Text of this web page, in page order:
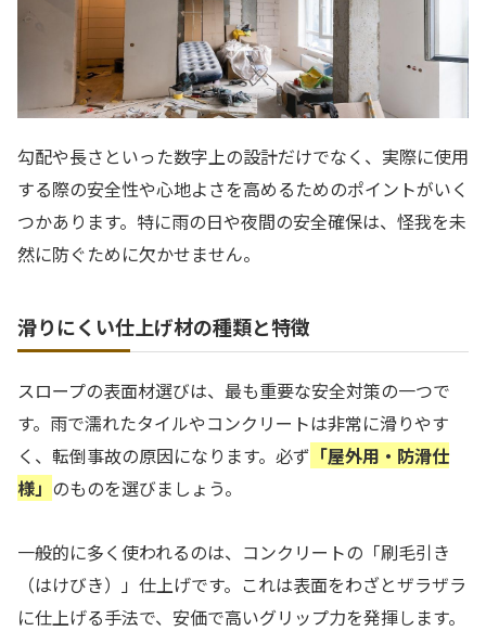
勾配や長さといった数字上の設計だけでなく、実際に使用
する際の安全性や心地よさを高めるためのポイントがいく
つかあります。特に雨の日や夜間の安全確保は、怪我を未
然に防ぐために欠かせません。
滑りにくい仕上げ材の種類と特徴
スロープの表面材選びは、最も重要な安全対策の一つで
す。雨で濡れたタイルやコンクリートは非常に滑りやす
く、転倒事故の原因になります。必ず 「屋外用・防滑仕
様」 のものを選びましょう。
一般的に多く使われるのは、コンクリートの「刷毛引き
（はけびき）」仕上げです。これは表面をわざとザラザラ
に仕上げる手法で、安価で高いグリップ力を発揮します。